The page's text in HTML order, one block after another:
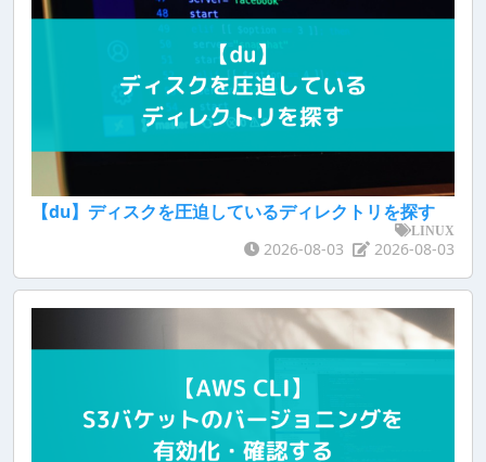
【du】ディスクを圧迫しているディレクトリを探す
LINUX
2026-08-03 2026-08-03